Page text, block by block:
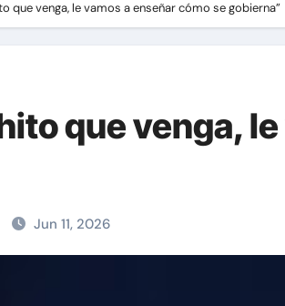
que venga, le vamos a enseñar cómo se gobierna”
que venga,
Jun 11, 2026